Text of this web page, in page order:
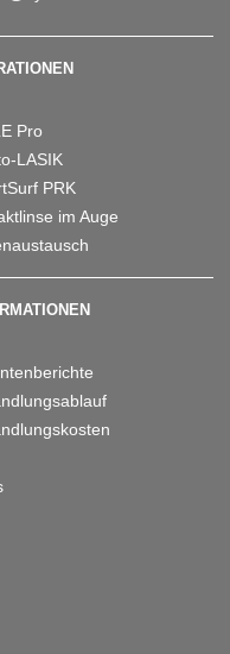
Pro
LASIK
PRK
im Auge